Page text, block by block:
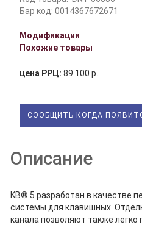
Бар код: 0014367672671
Модификации
Похожие товары
цена РРЦ: 89 100 р.
СООБЩИТЬ КОГДА
Описание
KB® 5 разработан в качестве
системы для клавишных.
канала позволяют также легко